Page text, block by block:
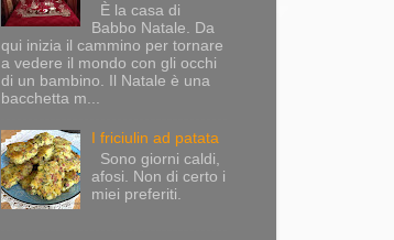
È la casa di
Babbo Natale. Da
qui inizia il cammino per tornare
a vedere il mondo con gli occhi
di un bambino. Il Natale è una
bacchetta m...
I friciulin ad patata
Sono giorni caldi,
afosi. Non di certo i
miei preferiti.